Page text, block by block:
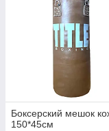
Боксерский мешок
150*45см